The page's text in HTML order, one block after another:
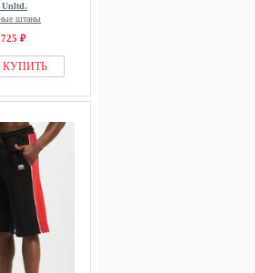
Unltd.
штаны
₽
КУПИТЬ